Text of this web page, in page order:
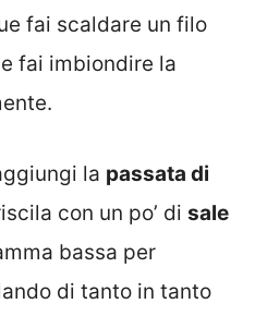
fai scaldare un filo
fai imbiondire la
la passata di
con un po’ di sale
bassa per
di tanto in tanto